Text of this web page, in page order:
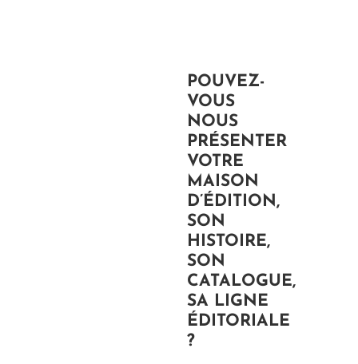
POUVEZ-
VOUS
NOUS
PRÉSENTER
VOTRE
MAISON
D’ÉDITION,
SON
HISTOIRE,
SON
CATALOGUE,
SA LIGNE
ÉDITORIALE
?